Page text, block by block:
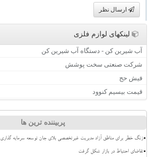
ارسال نظر
لینکهای لوازم فلزی
آب شیرین کن - دستگاه آب شیرین کن
شرکت صنعتی سخت پوشش
فیش حج
قیمت بیسیم کنوود
پربیننده ترین ها
زنگ خطر برای مناطق آزاد مدیریت غیرتخصصی بلای جان توسعه سرمایه گذاری
تقاضای احتیاط در بازار شکل گرفت